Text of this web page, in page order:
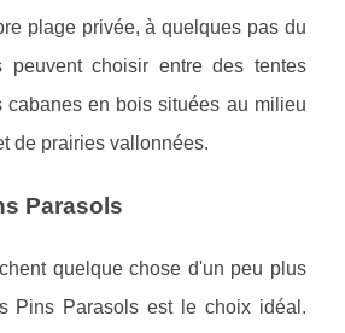
plage privée, à quelques pas du
peuvent choisir entre des tentes
cabanes en bois situées au milieu
de prairies vallonnées.
Parasols
quelque chose d'un peu plus
Pins Parasols est le choix idéal.